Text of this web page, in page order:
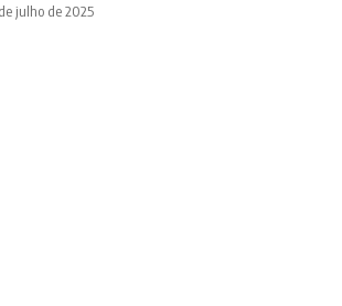
julho de 2025